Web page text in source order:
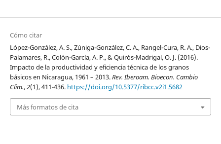
Cómo citar
López-González, A. S., Zúniga-González, C. A., Rangel-Cura, R. A., Dios-
Palamares, R., Colón-García, A. P., & Quirós-Madrigal, O. J. (2016).
Impacto de la productividad y eficiencia técnica de los granos
básicos en Nicaragua, 1961 – 2013.Rev. Iberoam. Bioecon. Cambio
Clim.,2(1), 411-436. https://doi.org/10.5377/ribcc.v2i1.5682
Más formatos de cita